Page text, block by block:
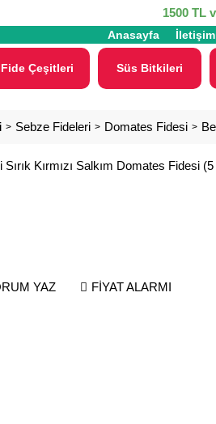
1500 TL
Anasayfa İletişim
Fide Çeşitleri Süs Bitkileri
Sebze Fideleri Domates Fidesi
YAZ FİYAT ALARMI